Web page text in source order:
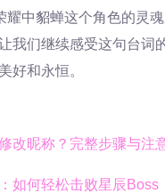
耀中貂蝉这个角色的灵
我们继续感受这句台词
好和永恒。
改昵称？完整步骤与注
如何轻松击败星辰Boss